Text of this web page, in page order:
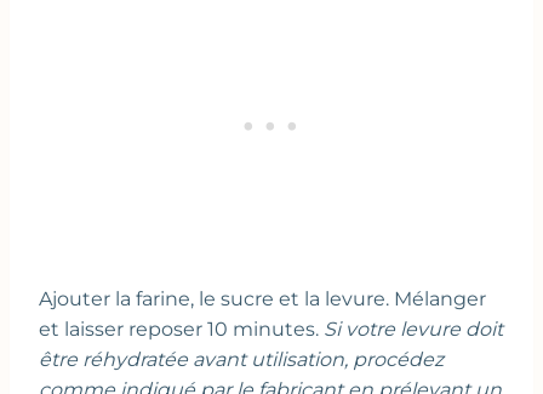
Ajouter la farine, le sucre et la levure. Mélanger
et laisser reposer 10 minutes. Si votre levure doit
être réhydratée avant utilisation, procédez